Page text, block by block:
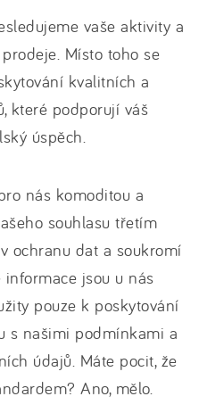
vaše aktivity a
Místo toho se
kvalitních a
které podporují váš
úspěch.
nás komoditou a
souhlasu třetím
ochranu dat a soukromí
jsou u nás
pouze k poskytování
s našimi podmínkami a
údajů. Máte pocit, že
Ano, mělo.